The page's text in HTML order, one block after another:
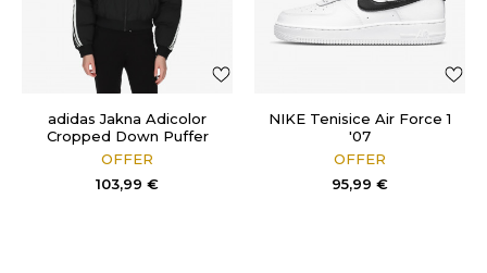
adidas Jakna Adicolor
Cropped Down Puffer
OFFER
103,99 €
NIKE Tenisice Air Force 1
'07
OFFER
95,99 €